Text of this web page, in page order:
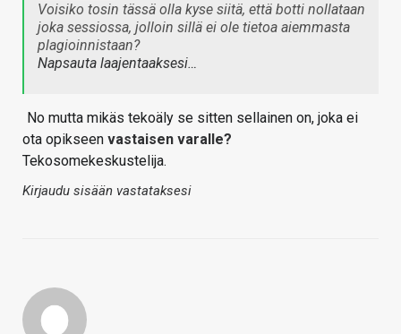
Voisiko tosin tässä olla kyse siitä, että botti nollataan
joka sessiossa, jolloin sillä ei ole tietoa aiemmasta
plagioinnistaan?
Napsauta laajentaaksesi…
No mutta mikäs tekoäly se sitten sellainen on, joka ei
ota opikseen vastaisen varalle?
Tekosomekeskustelija.
Kirjaudu sisään vastataksesi